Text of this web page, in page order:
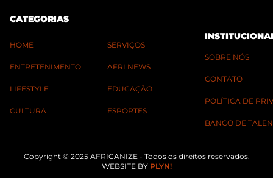
CATEGORIAS
HOME
ENTRETENIMENTO
LIFESTYLE
CULTURA
SERVIÇOS
AFRI NEWS
EDUCAÇÃO
ESPORTES
SOBRE NÓS
CONTATO
POLÍTICA DE
BANCO DE
Copyright © 2025 AFRICANIZE - Todos os direitos reservados.
WEBSITE BY PLYN!